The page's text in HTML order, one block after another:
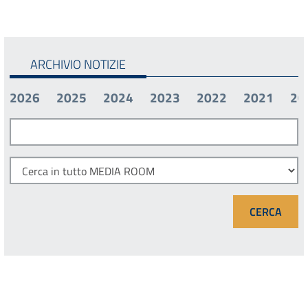
ARCHIVIO NOTIZIE
2026
2025 2024 2023 2022 2021